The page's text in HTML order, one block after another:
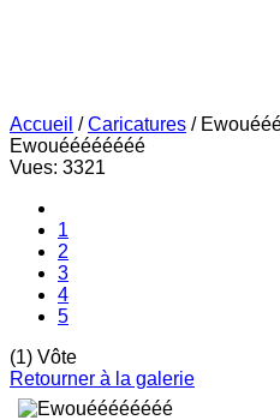
Accueil /Caricatures /
Ewouéééééééé
Vues: 3321
1
2
3
4
5
(1) Vôte
Retourner à la galerie